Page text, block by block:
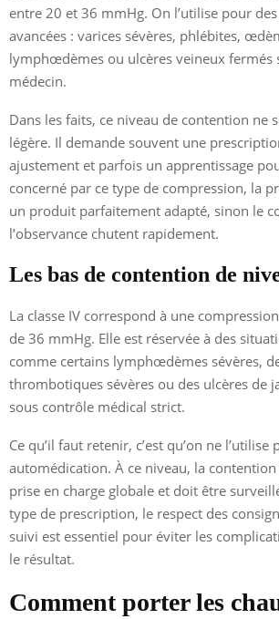
entre 20 et 36 mmHg. On l’utilise pour
avancées : varices sévères, phlébites,
lymphœdèmes ou ulcères veineux fermés
médecin.
Dans les faits, ce niveau de contention ne
légère. Il demande souvent une
ajustement et parfois un apprentissage
concerné par ce type de compression, la
un produit parfaitement adapté, sinon le
l’observance chutent rapidement.
Les bas de contention de
La classe IV correspond à une
de 36 mmHg. Elle est réservée à des
comme certains lymphœdèmes sévères,
thrombotiques sévères ou des ulcères de
sous contrôle médical strict.
Ce qu’il faut retenir, c’est qu’on ne l’utilise
automédication. À ce niveau, la contention
prise en charge globale et doit être
type de prescription, le respect des
suivi est essentiel pour éviter les
le résultat.
Comment porter les